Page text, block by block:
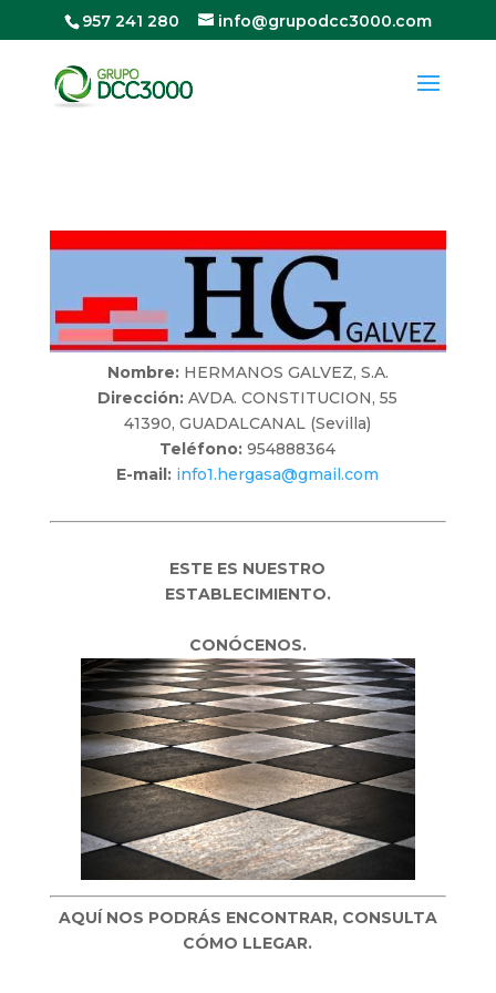
957 241 280 info@grupodcc3000.com
Nombre:HERMANOS GALVEZ, S.A.
Dirección:AVDA. CONSTITUCION, 55
41390, GUADALCANAL (Sevilla)
Teléfono:954888364
E-mail: info1.hergasa@gmail.com
ESTE ES NUESTRO
ESTABLECIMIENTO.
CONÓCENOS.
AQUÍ NOS PODRÁS ENCONTRAR, CONSULTA
CÓMO LLEGAR.